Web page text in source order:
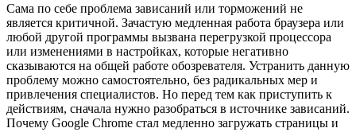
Сама по себе проблема зависаний или торможений не
является критичной. Зачастую медленная работа браузера или
любой другой программы вызвана перегрузкой процессора
или изменениями в настройках, которые негативно
сказываются на общей работе обозревателя. Устранить данную
проблему можно самостоятельно, без радикальных мер и
привлечения специалистов. Но перед тем как приступить к
действиям, сначала нужно разобраться в источнике зависаний.
Почему Google Chrome стал медленно загружать страницы и